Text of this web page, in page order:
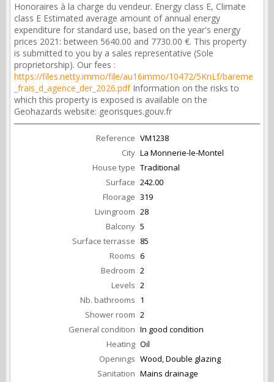
Honoraires à la charge du vendeur. Energy class E, Climate
class E Estimated average amount of annual energy
expenditure for standard use, based on the year's energy
prices 2021: between 5640.00 and 7730.00 €. This property
is submitted to you by a sales representative (Sole
proprietorship). Our fees :
https://files.netty.immo/file/au16immo/10472/5KnLf/bareme
_frais_d_agence_der_2026.pdfInformation on the risks to
which this property is exposed is available on the
Geohazards website: georisques.gouv.fr
Reference VM1238
City La Monnerie-le-Montel
House type Traditional
Surface 242.00
Floorage 319
Livingroom 28
Balcony 5
Surface terrasse 85
Rooms 6
Bedroom 2
Levels 2
Nb. bathrooms 1
Shower room 2
General condition In good condition
Heating Oil
Openings Wood, Double glazing
Sanitation Mains drainage